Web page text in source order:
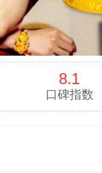
8.1
口碑指数